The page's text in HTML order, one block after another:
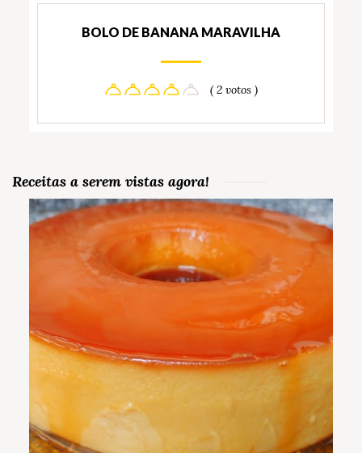
BOLO DE BANANA MARAVILHA
( 2 votos )
Receitas a serem vistas agora!